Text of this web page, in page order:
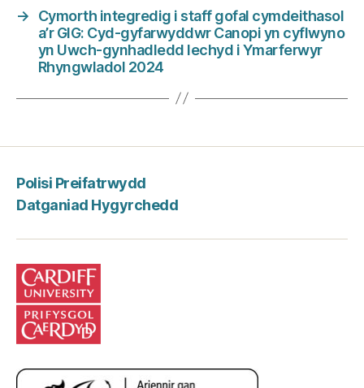
→
Cymorth integredig i staff gofal cymdeithasol
a’r GIG: Cyd-gyfarwyddwr Canopi yn cyflwyno
yn Uwch-gynhadledd Iechyd i Ymarferwyr
Rhyngwladol 2024
Polisi Preifatrwydd
Datganiad Hygyrchedd